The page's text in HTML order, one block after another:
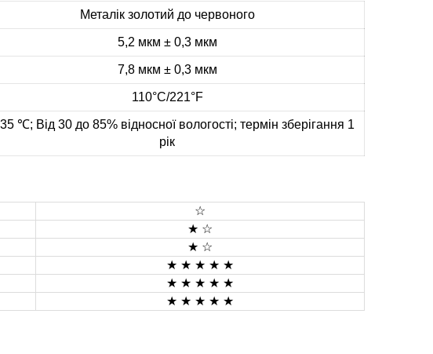
Металік золотий до червоного
5,2 мкм ± 0,3 мкм
7,8 мкм ± 0,3 мкм
110°C/221°F
℃; Від 30 до 85% відносної вологості; термін зберігання 1
рік
☆
★ ☆
★ ☆
★ ★ ★ ★ ★
★ ★ ★ ★ ★
★ ★ ★ ★ ★